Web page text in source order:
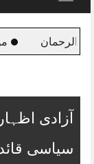
حماس کے سابق
آزادی
سیاسی